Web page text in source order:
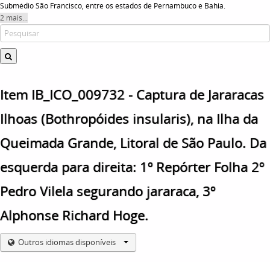
Submédio São Francisco, entre os estados de Pernambuco e Bahia.
2 mais...
Item IB_ICO_009732 - Captura de Jararacas
Ilhoas (Bothropóides insularis), na Ilha da
Queimada Grande, Litoral de São Paulo. Da
esquerda para direita: 1º Repórter Folha 2º
Pedro Vilela segurando jararaca, 3º
Alphonse Richard Hoge.
Outros idiomas disponíveis